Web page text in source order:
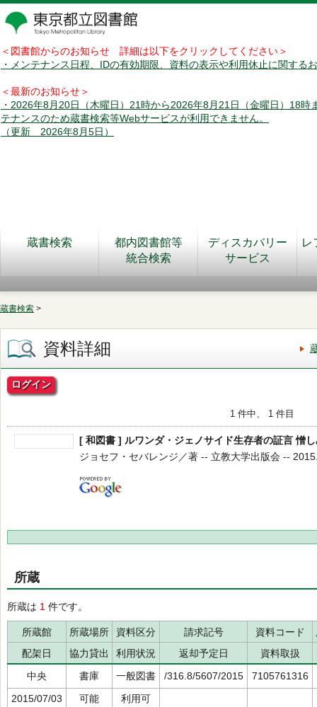
＜図書館からのお知らせ 詳細は以下をクリックしてください＞
・メンテナンス日程、IDの有効期限、資料の表示や利用休止に関する
＜最新のお知らせ＞
・2026年8月20日（木曜日）21時から2026年8月21日（金曜日）18時
テナンスのため蔵書検索等Webサービスが利用できません。
（更新 2026年8月5日）
蔵書検索
都内図書館等
統合検索
ディスカバリー
サービス
レ
蔵書検索 >
資料詳細
ログイン
1 件中、 1 件目
[ 和図書 ] ルワンダ・ジェノサイド生存者の証言 憎
ジョセフ・セバレンジ／著 -- 立教大学出版会 --
所蔵
所蔵は 1 件です。
所蔵館 所蔵場所 資料区分 請求記号 資料コード
配架日
協力貸出 利用状況 返却予定日
資料取扱
中央
書庫 一般図書 /316.8/5607/2015
7105761316
2015/07/03
可能 利用可